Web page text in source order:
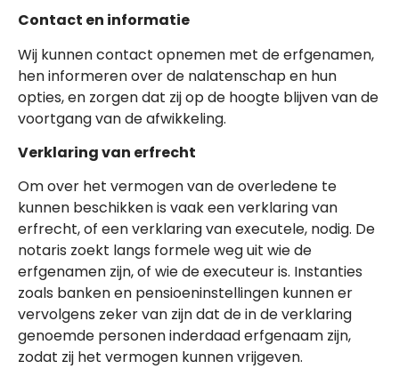
Contact en informatie
Wij kunnen contact opnemen met de erfgenamen,
hen informeren over de nalatenschap en hun
opties, en zorgen dat zij op de hoogte blijven van de
voortgang van de afwikkeling.
Verklaring van erfrecht
Om over het vermogen van de overledene te
kunnen beschikken is vaak een verklaring van
erfrecht, of een verklaring van executele, nodig. De
notaris zoekt langs formele weg uit wie de
erfgenamen zijn, of wie de executeur is. Instanties
zoals banken en pensioeninstellingen kunnen er
vervolgens zeker van zijn dat de in de verklaring
genoemde personen inderdaad erfgenaam zijn,
zodat zij het vermogen kunnen vrijgeven.